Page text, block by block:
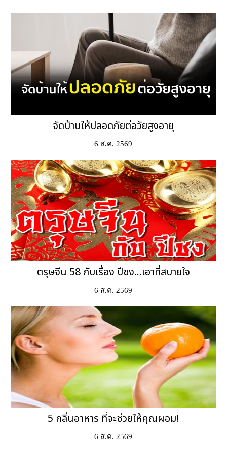
จัดบ้านให้ปลอดภัยต่อวัยสูงอายุ
6 ส.ค. 2569
ตรุษจีน 58 กับเรื่อง ปีชง...เอาที่สบายใจ
6 ส.ค. 2569
5 กลิ่นอาหาร ที่จะช่วยให้คุณผอม!
6 ส.ค. 2569